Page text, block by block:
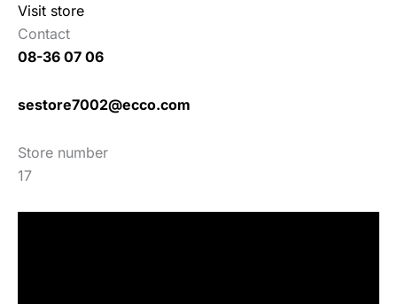
Visit store
Contact
08-36 07 06
sestore7002@ecco.com
Store number
17